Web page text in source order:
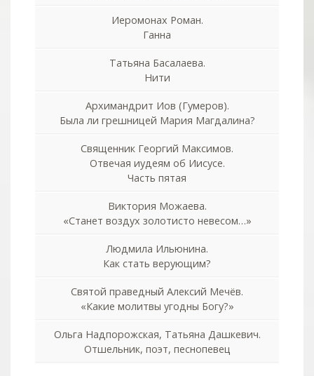
Иеромонах Роман.
Ганна
Татьяна Басалаева.
Нити
Архимандрит Иов (Гумеров).
Была ли грешницей Мария Магдалина?
Священник Георгий Максимов.
Отвечая иудеям об Иисусе.
Часть пятая
Виктория Можаева.
«Станет воздух золотисто невесом…»
Людмила Ильюнина.
Как стать верующим?
Святой праведный Алексий Мечёв.
«Какие молитвы угодны Богу?»
Ольга Надпорожская, Татьяна Дашкевич.
Отшельник, поэт, песнопевец